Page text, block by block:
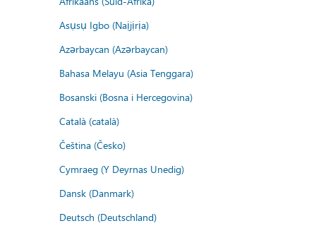
Asụsụ Igbo (Naịjịrịa)
Azərbaycan (Azərbaycan)
Bahasa Melayu (Asia Tenggara)
Bosanski (Bosna i Hercegovina)
Català (català)
Čeština (Česko)
Cymraeg (Y Deyrnas Unedig)
Dansk (Danmark)
Deutsch (Deutschland)